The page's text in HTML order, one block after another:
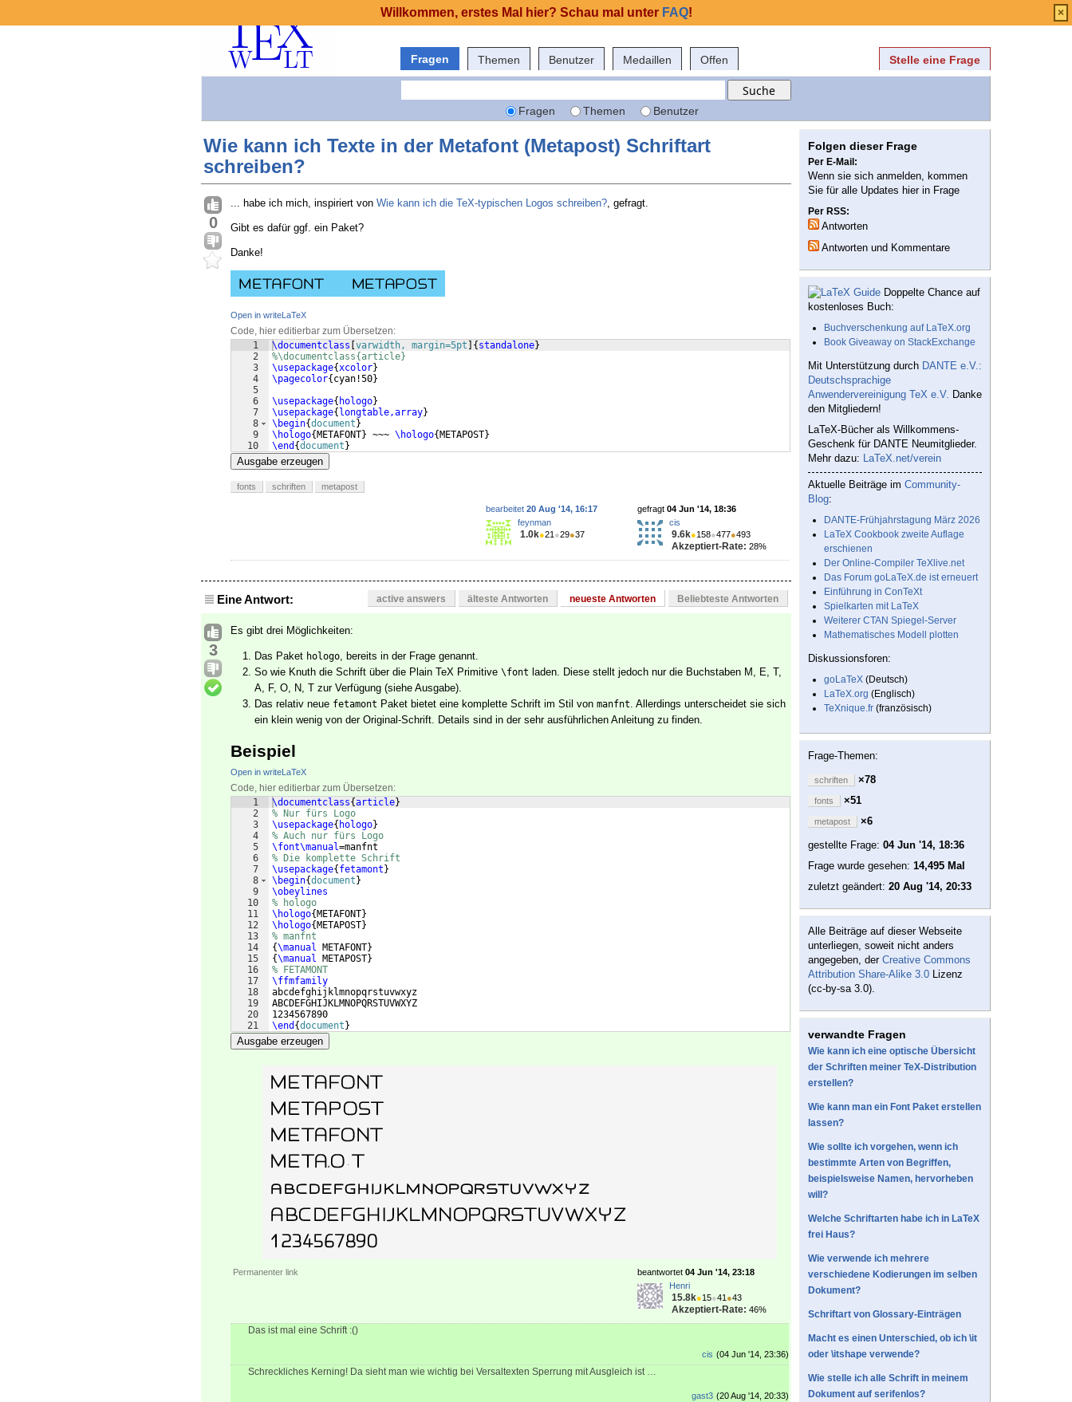
Fragen Themen Benutzer Medaillen Offen Stelle eine Frage
Fragen Themen Benutzer
Wie kann ich Texte in der Metafont (Metapost) Schriftart
schreiben?
0
... habe ich mich, inspiriert von Wie kann ich die TeX-typischen Logos schreiben?, gefragt.
Gibt es dafür ggf. ein Paket?
Danke!
Open in writeLaTeX
Code, hier editierbar zum Übersetzen:
1
2
3
4
5
6
7
8
9
10
\documentclass varwidth, margin=5pt { standalone}
%\documentclass{article}
\usepackage{xcolor}
\pagecolor{ cyan!50}
\usepackage{ hologo}
\usepackage{ longtable,array}
\begin{document }
\hologo{ METAFONT} ~~~ \hologo{ METAPOST}
\end {document }
Ausgabe erzeugen
fonts schriften metapost
gefragt 04 Jun '14, 18:36
cis
9.6k●158●477●493
Akzeptiert-Rate: 28%
bearbeitet 20 Aug '14, 16:17
feynman
1.0k●21 ●29●37
Eine Antwort: active answers älteste Antworten neueste Antworten Beliebteste Antworten
3
Es gibt drei Möglichkeiten:
Das Paket hologo, bereits in der Frage genannt.
So wie Knuth die Schrift über die Plain TeX Primitive \font laden. Diese stellt jedoch nur die Buchstaben M, E, T,
A, F, O, N, T zur Verfügung (siehe Ausgabe).
Das relativ neue fetamont Paket bietet eine komplette Schrift im Stil von manfnt. Allerdings unterscheidet sie sich
ein klein wenig von der Original-Schrift. Details sind in der sehr ausführlichen Anleitung zu finden.
Beispiel
Open in writeLaTeX
Code, hier editierbar zum Übersetzen:
1
2
3
4
5
6
7
8
9
10
11
12
13
14
15
16
17
18
19
20
21
\documentclass{article}
% Nur fürs Logo
\usepackage{ hologo}
% Auch nur fürs Logo
\font\manual=manfnt
% Die komplette Schrift
\usepackage{ fetamont }
\begin{document }
\obeylines
% hologo
\hologo{ METAFONT}
\hologo{ METAPOST}
% manfnt
{\manual METAFONT}
{\manual METAPOST}
% FETAMONT
\ffmfamily
abcdefghijklmnopqrstuvwxyz
ABCDEFGHIJKLMNOPQRSTUVWXYZ
1234567890
\end {document }
Ausgabe erzeugen
Permanenter link beantwortet 04 Jun '14, 23:18
Henri
15.8k●15●41 ●43
Akzeptiert-Rate: 46%
Das ist mal eine Schrift :()
(04 Jun '14, 23:36)
cis
Schreckliches Kerning! Da sieht man wie wichtig bei Versaltexten Sperrung mit Ausgleich ist …
(20 Aug '14, 20:33)
gast3
Folgen dieser Frage
Per E-Mail:
Wenn sie sich anmelden, kommen
Sie für alle Updates hier in Frage
Per RSS:
Antworten
Antworten und Kommentare
Doppelte Chance auf
kostenloses Buch:
Buchverschenkung auf LaTeX.org
Book Giveaway on StackExchange
Mit Unterstützung durch DANTE e.V.:
Deutschsprachige
Anwendervereinigung TeX e.V. Danke
den Mitgliedern!
LaTeX-Bücher als Willkommens-
Geschenk für DANTE Neumitglieder.
Mehr dazu: LaTeX.net/verein
Aktuelle Beiträge im Community-
Blog:
DANTE-Frühjahrstagung März 2026
LaTeX Cookbook zweite Auflage
erschienen
Der Online-Compiler TeXlive.net
Das Forum goLaTeX.de ist erneuert
Einführung in ConTeXt
Spielkarten mit LaTeX
Weiterer CTAN Spiegel-Server
Mathematisches Modell plotten
Diskussionsforen:
goLaTeX (Deutsch)
LaTeX.org (Englisch)
TeXnique.fr (französisch)
Frage-Themen:
schriften ×78
fonts ×51
metapost
×6
gestellte Frage: 04 Jun '14, 18:36
Frage wurde gesehen: 14,495 Mal
zuletzt geändert: 20 Aug '14, 20:33
Alle Beiträge auf dieser Webseite
unterliegen, soweit nicht anders
angegeben, der Creative Commons
Attribution Share-Alike 3.0 Lizenz
(cc-by-sa 3.0).
verwandte Fragen
Wie kann ich eine optische Übersicht
der Schriften meiner TeX-Distribution
erstellen?
Wie kann man ein Font Paket erstellen
lassen?
Wie sollte ich vorgehen, wenn ich
bestimmte Arten von Begriffen,
beispielsweise Namen, hervorheben
will?
Welche Schriftarten habe ich in LaTeX
frei Haus?
Wie verwende ich mehrere
verschiedene Kodierungen im selben
Dokument?
Schriftart von Glossary-Einträgen
Macht es einen Unterschied, ob ich \it
oder \itshape verwende?
Wie stelle ich alle Schrift in meinem
Dokument auf serifenlos?
Willkommen, erstes Mal hier? Schau mal unter FAQ! ×